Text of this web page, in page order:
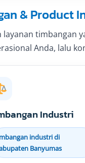
& Product
timbangan
Anda, lalu
Industri
industri di
Banyumas